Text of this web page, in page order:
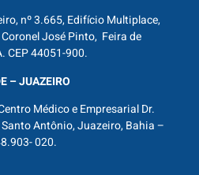
nº 3.665, Edifício Multiplace,
José Pinto, Feira de
CEP 44051-900.
– JUAZEIRO
Médico e Empresarial Dr.
Antônio, Juazeiro, Bahia –
020.